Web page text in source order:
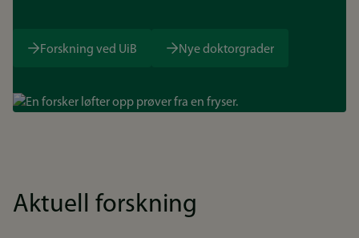
Forskning ved UiB Nye doktorgrader
Bilde
Aktuell forskning